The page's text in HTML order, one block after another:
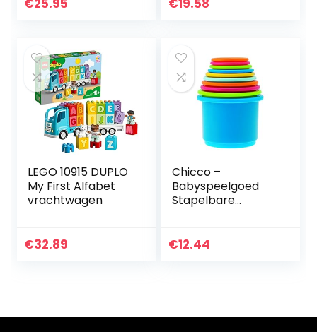
€25.95 €19.58
LEGO 10915 DUPLO
My First Alfabet
vrachtwagen
€32.89
Chicco –
Babyspeelgoed
Stapelbare
€12.44